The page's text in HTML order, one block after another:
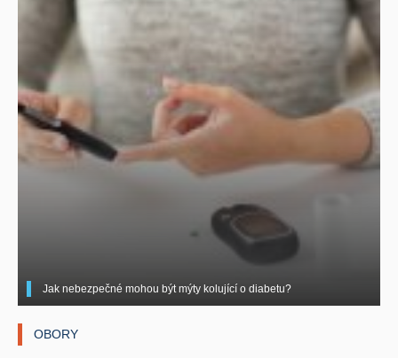
Jak nebezpečné mohou být mýty kolující o diabetu?
OBORY